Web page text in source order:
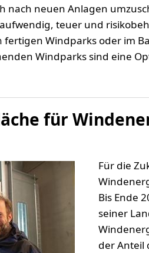
nach neuen Anlagen
teuer und
fertigen Windparks oder im
Windparks sind eine
für
Für die
Bis Ende
seiner
der Anteil